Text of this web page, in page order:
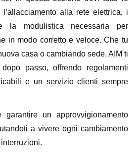
alla rete elettrica, i
la modulistica necessaria per
in modo corretto e veloce.Che tu
casa o cambiando sede, AIM ti
passo, offrendo regolamenti
e un servizio clienti sempre
garantire un approvvigionamento
a vivere ogni cambiamento